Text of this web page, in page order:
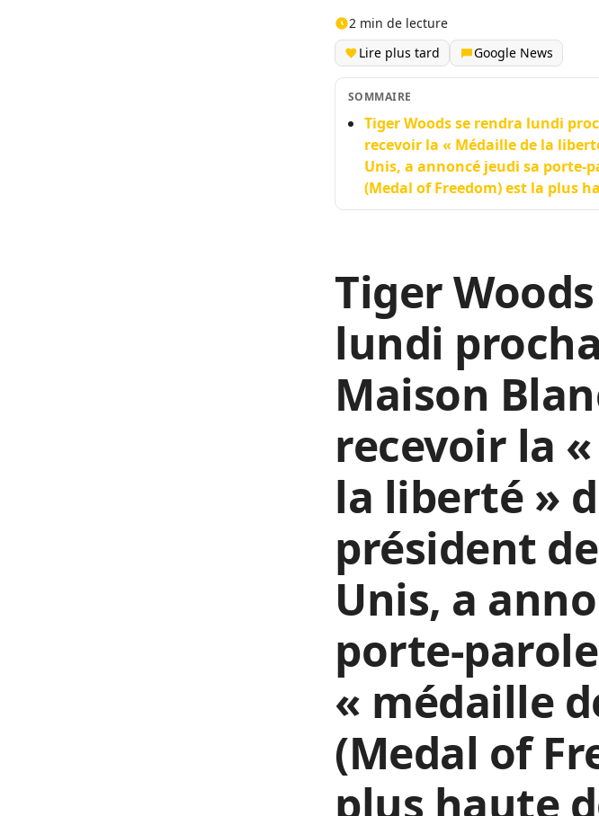
2 min de lecture
Lire plus tard
Google News
SOMMAIRE
Tiger Woods se rendra lundi
recevoir la « Médaille de la
Unis, a annoncé jeudi sa porte-
(Medal of Freedom) est la plus
Tiger
lundi
Maison
recevoir la
la liberté »
président
Unis, a
porte-
« médaille
(Medal of
plus haute